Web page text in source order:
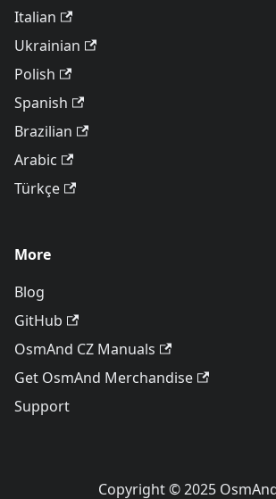
Italian
Ukrainian
Polish
Spanish
Brazilian
Arabic
Türkçe
More
Blog
GitHub
OsmAnd CZ Manuals
Get OsmAnd Merchandise
Support
Copyright © 2025